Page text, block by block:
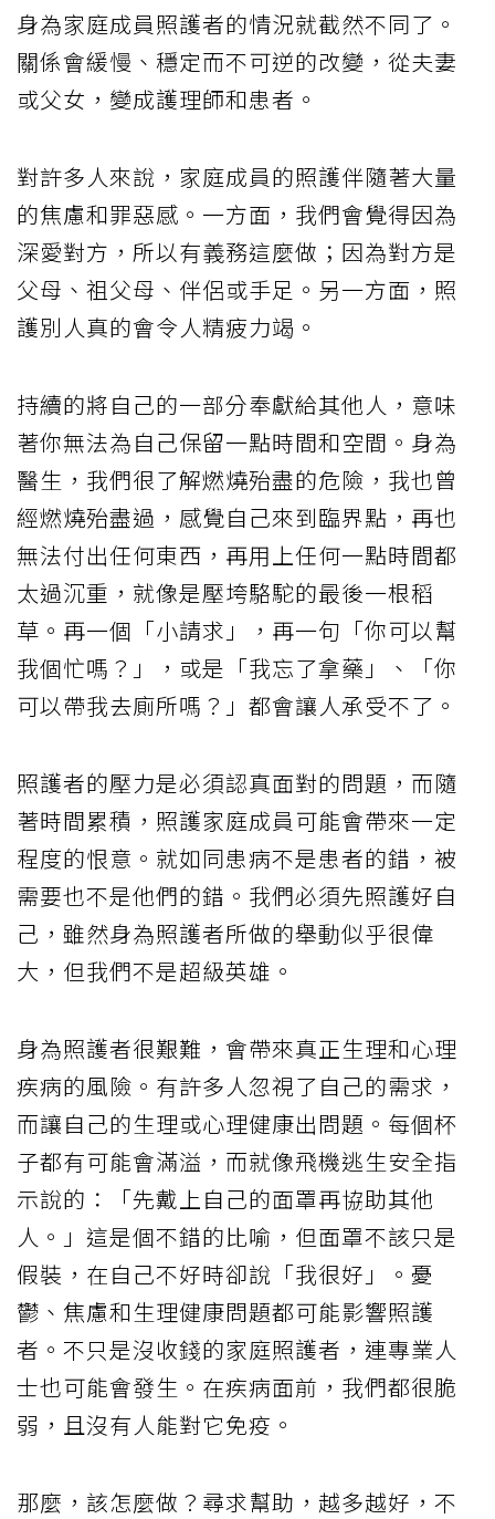
身為家庭成員照護者的情況就截然不同了。
關係會緩慢、穩定而不可逆的改變，從夫妻
或父女，變成護理師和患者。
對許多人來說，家庭成員的照護伴隨著大量
的焦慮和罪惡感。一方面，我們會覺得因為
深愛對方，所以有義務這麼做；因為對方是
父母、祖父母、伴侶或手足。另一方面，照
護別人真的會令人精疲力竭。
持續的將自己的一部分奉獻給其他人，意味
著你無法為自己保留一點時間和空間。身為
醫生，我們很了解燃燒殆盡的危險，我也曾
經燃燒殆盡過，感覺自己來到臨界點，再也
無法付出任何東西，再用上任何一點時間都
太過沉重，就像是壓垮駱駝的最後一根稻
草。再一個「小請求」，再一句「你可以幫
我個忙嗎？」，或是「我忘了拿藥」、「你
可以帶我去廁所嗎？」都會讓人承受不了。
照護者的壓力是必須認真面對的問題，而隨
著時間累積，照護家庭成員可能會帶來一定
程度的恨意。就如同患病不是患者的錯，被
需要也不是他們的錯。我們必須先照護好自
己，雖然身為照護者所做的舉動似乎很偉
大，但我們不是超級英雄。
身為照護者很艱難，會帶來真正生理和心理
疾病的風險。有許多人忽視了自己的需求，
而讓自己的生理或心理健康出問題。每個杯
子都有可能會滿溢，而就像飛機逃生安全指
示說的：「先戴上自己的面罩再協助其他
人。」這是個不錯的比喻，但面罩不該只是
假裝，在自己不好時卻說「我很好」。憂
鬱、焦慮和生理健康問題都可能影響照護
者。不只是沒收錢的家庭照護者，連專業人
士也可能會發生。在疾病面前，我們都很脆
弱，且沒有人能對它免疫。
那麼，該怎麼做？尋求幫助，越多越好，不